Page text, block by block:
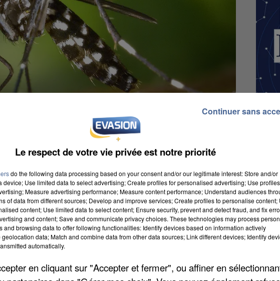
ont été menées dans la région. Deux autres
de Paris et à Colombes dans les Hauts-de-
de la dengue » selon l'ARS. Pour ce faire, un
Le respect de votre vie privée est notre priorité
do the following data processing based on your consent and/or our legitimate interest: Store and/or
device; Use limited data to select advertising; Create profiles for personalised advertising; Use
Measure advertising performance; Measure content performance; Understand audiences
of data from different sources; Develop and improve services; Create profiles to personalise content;
content; Use limited data to select content; Ensure security, prevent and detect fraud, and fix
and content; Save and communicate privacy choices. These technologies may process
and browsing data to offer following functionalities: Identify devices based on information actively
data; Match and combine data from other data sources; Link different devices; Identify
automatically.
en cliquant sur "Accepter et fermer", ou affiner en
Continuer sans